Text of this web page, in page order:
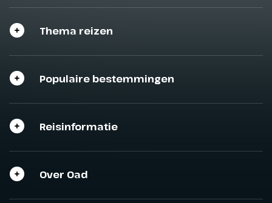
Thema reizen
Populaire bestemmingen
Reisinformatie
Over Oad